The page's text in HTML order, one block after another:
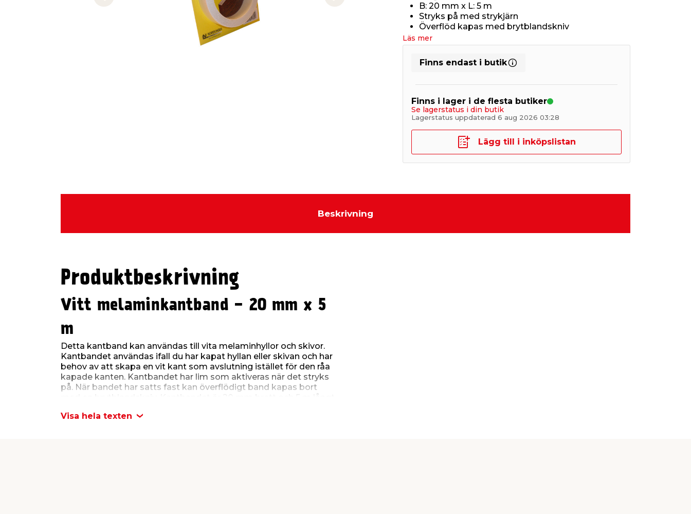
Previous slide Next slide
B: 20 mm x L: 5 m
Stryks på med strykjärn
Överflöd kapas med brytblandskniv
Läs mer
Finns endast i butik
Finns i lager i de flesta butiker
Se lagerstatus i din butik
Lagerstatus uppdaterad 6 aug 2026 03:28
Lägg till i inköpslistan
Beskrivning
Produktbeskrivning
Vitt melaminkantband - 20 mm x 5
m
Detta kantband kan användas till vita melaminhyllor och skivor.
Kantbandet användas ifall du har kapat hyllan eller skivan och har
behov av att skapa en vit kant som avslutning istället för den råa
kapade kanten. Kantbandet har lim som aktiveras när det stryks
på. När bandet har satts fast kan överflödigt band kapas bort
med en brytblandskniv. Kantbandet är 20 mm brett och 5 m långt
Visa hela texten